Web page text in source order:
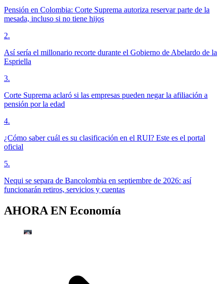
Pensión en Colombia: Corte Suprema autoriza reservar parte de la
mesada, incluso si no tiene hijos
2.
Así sería el millonario recorte durante el Gobierno de Abelardo de la
Espriella
3.
Corte Suprema aclaró si las empresas pueden negar la afiliación a
pensión por la edad
4.
¿Cómo saber cuál es su clasificación en el RUI? Este es el portal
oficial
5.
Nequi se separa de Bancolombia en septiembre de 2026: así
funcionarán retiros, servicios y cuentas
AHORA EN Economía